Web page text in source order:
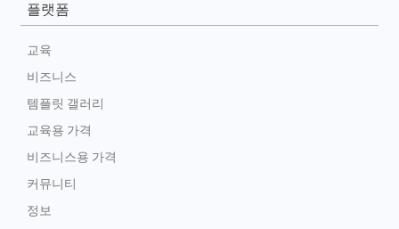
플랫폼
교육
비즈니스
템플릿 갤러리
교육용 가격
비즈니스용 가격
커뮤니티
정보